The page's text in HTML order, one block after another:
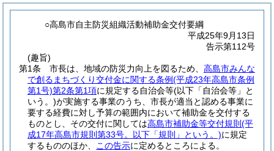
○高島市自主防災組織活動補助金交付要綱
平成25年9月13日
告示第112号
(趣旨)
第1条
市長は、地域の防災力向上を図るため、 高島市みんな
で創るまちづくり交付金に関する条例(平成23年高島市条例
第1号)第2条第1項に規定する自治会等(以下「自治会等」と
いう。)が実施する事業のうち、市長が適当と認める事業に
要する経費に対し予算の範囲内において補助金を交付する
ものとし、その交付に関しては高島市補助金等交付規則 (平
成17年高島市規則第33号。以下「規則」という。)に規定
するもののほか、
この告示に定めるところによる。